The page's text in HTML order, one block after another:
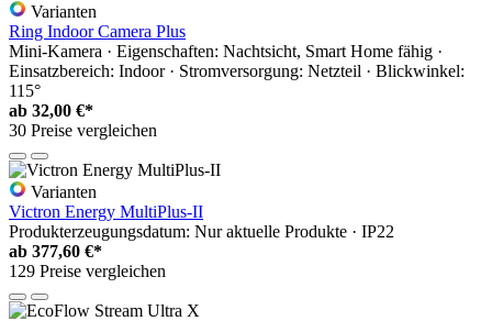
Varianten
Ring Indoor Camera Plus
Mini-Kamera · Eigenschaften: Nachtsicht, Smart Home fähig ·
Einsatzbereich: Indoor · Stromversorgung: Netzteil · Blickwinkel:
115°
ab 32,00 €*
30 Preise vergleichen
Varianten
Victron Energy MultiPlus-II
Produkterzeugungsdatum: Nur aktuelle Produkte · IP22
ab 377,60 €*
129 Preise vergleichen